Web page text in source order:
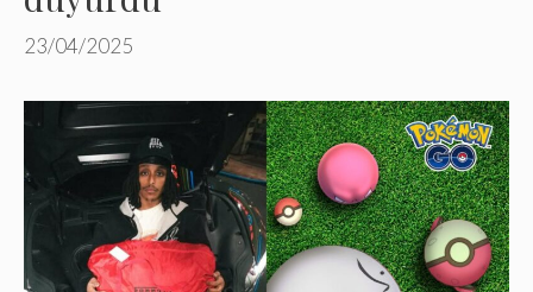
23/04/2025